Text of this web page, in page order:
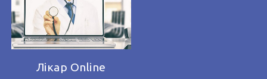
Лікар Online